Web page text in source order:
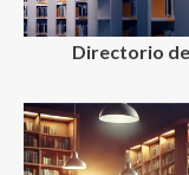
Directorio